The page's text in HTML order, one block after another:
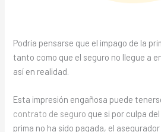
Podría pensarse que el impago de la
tanto como que el seguro no llegue a
así en realidad.
Esta impresión engañosa puede
contrato de seguro que si por culpa
prima no ha sido pagada, el